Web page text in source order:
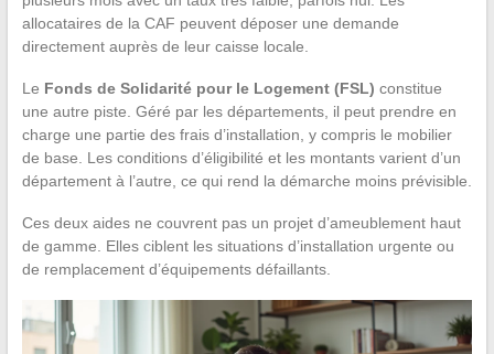
allocataires de la CAF peuvent déposer une demande
directement auprès de leur caisse locale.
Le Fonds de Solidarité pour le Logement (FSL) constitue
une autre piste. Géré par les départements, il peut prendre en
charge une partie des frais d’installation, y compris le mobilier
de base. Les conditions d’éligibilité et les montants varient d’un
département à l’autre, ce qui rend la démarche moins prévisible.
Ces deux aides ne couvrent pas un projet d’ameublement haut
de gamme. Elles ciblent les situations d’installation urgente ou
de remplacement d’équipements défaillants.